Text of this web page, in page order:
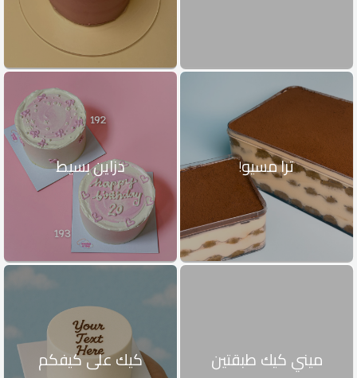
ترا مسيو! دزاين بسيط
ميني كيك طبقتين كيك على كيفكم